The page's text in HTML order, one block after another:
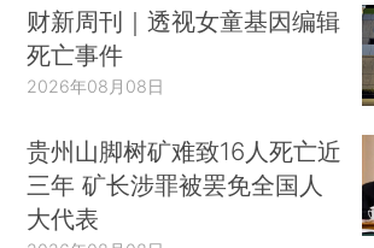
财新周刊｜透视女童基因编辑
死亡事件
2026年08月08日
贵州山脚树矿难致16人死亡近
三年 矿长涉罪被罢免全国人
大代表